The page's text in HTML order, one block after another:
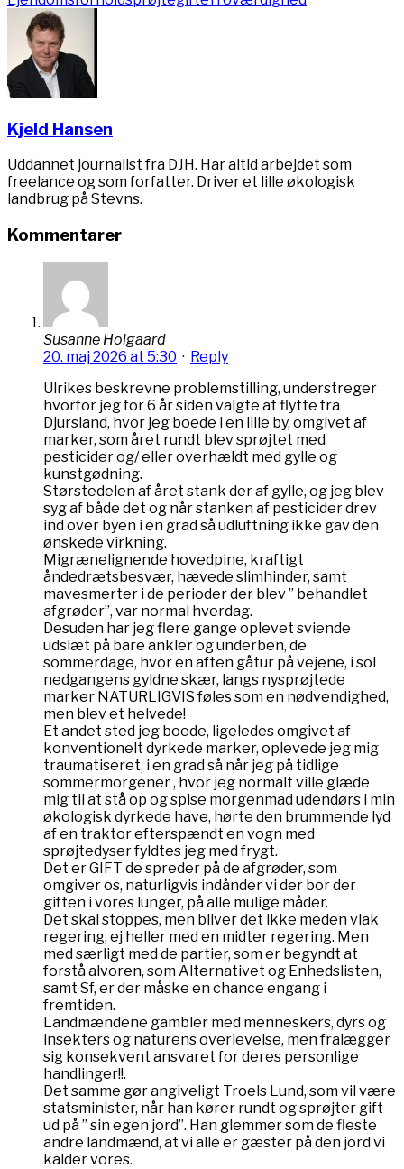
Kjeld Hansen
Uddannet journalist fra DJH. Har altid arbejdet som
freelance og som forfatter. Driver et lille økologisk
landbrug på Stevns.
Kommentarer
Susanne Holgaard
20. maj 2026 at 5:30 · Reply
Ulrikes beskrevne problemstilling, understreger
hvorfor jeg for 6 år siden valgte at flytte fra
Djursland, hvor jeg boede i en lille by, omgivet af
marker, som året rundt blev sprøjtet med
pesticider og/ eller overhældt med gylle og
kunstgødning.
Størstedelen af året stank der af gylle, og jeg blev
syg af både det og når stanken af pesticider drev
ind over byen i en grad så udluftning ikke gav den
ønskede virkning.
Migrænelignende hovedpine, kraftigt
åndedrætsbesvær, hævede slimhinder, samt
mavesmerter i de perioder der blev ” behandlet
afgrøder”, var normal hverdag.
Desuden har jeg flere gange oplevet sviende
udslæt på bare ankler og underben, de
sommerdage, hvor en aften gåtur på vejene, i sol
nedgangens gyldne skær, langs nysprøjtede
marker NATURLIGVIS føles som en nødvendighed,
men blev et helvede!
Et andet sted jeg boede, ligeledes omgivet af
konventionelt dyrkede marker, oplevede jeg mig
traumatiseret, i en grad så når jeg på tidlige
sommermorgener , hvor jeg normalt ville glæde
mig til at stå op og spise morgenmad udendørs i min
økologisk dyrkede have, hørte den brummende lyd
af en traktor efterspændt en vogn med
sprøjtedyser fyldtes jeg med frygt.
Det er GIFT de spreder på de afgrøder, som
omgiver os, naturligvis indånder vi der bor der
giften i vores lunger, på alle mulige måder.
Det skal stoppes, men bliver det ikke meden vlak
regering, ej heller med en midter regering. Men
med særligt med de partier, som er begyndt at
forstå alvoren, som Alternativet og Enhedslisten,
samt Sf, er der måske en chance engang i
fremtiden.
Landmændene gambler med menneskers, dyrs og
insekters og naturens overlevelse, men fralægger
sig konsekvent ansvaret for deres personlige
handlinger!!.
Det samme gør angiveligt Troels Lund, som vil være
statsminister, når han kører rundt og sprøjter gift
ud på ” sin egen jord”. Han glemmer som de fleste
andre landmænd, at vi alle er gæster på den jord vi
kalder vores.